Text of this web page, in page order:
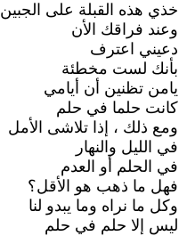
خذي هذه القبلة على الجبين
وعند فراقك الأن
دعيني اعترف
بأنك لست مخطئة
يامن تظنين أن أيامي
كانت حلما في حلم
ومع ذلك ، إذا تلاشى الأمل
في الليل والنهار
في الحلم أو العدم
فهل ما ذهب هو الأقل؟
وكل ما نراه وما يبدو لنا
ليس إلا حلم في حلم